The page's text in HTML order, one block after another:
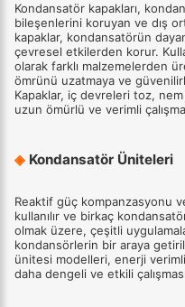
Kondansatör kapakları,
bileşenlerini koruyan ve dış
kapaklar, kondansatörün
çevresel etkilerden korur.
olarak farklı malzemelerden
ömrünü uzatmaya ve
Kapaklar, iç devreleri toz,
uzun ömürlü ve verimli
◈ Kondansatör Üniteleri
Reaktif güç kompanzasyonu
kullanılır ve birkaç
olmak üzere, çeşitli
kondansörlerin bir araya
ünitesi modelleri, enerji
daha dengeli ve etkili